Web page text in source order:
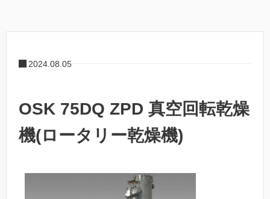
2024.08.05
OSK 75DQ ZPD 真空回転乾燥
機(ロータリー乾燥機)